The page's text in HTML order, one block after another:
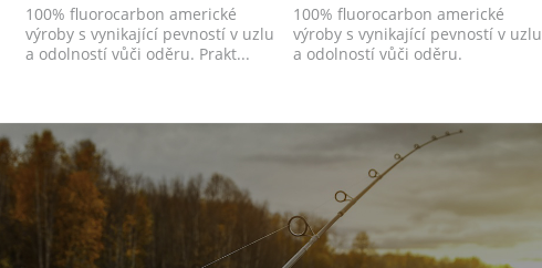
100% fluorocarbon americké
výroby s vynikající pevností v uzlu
a odolností vůči oděru. Prakt...
100% fluorocarbon americké
výroby s vynikající pevností v uzlu
a odolností vůči oděru.